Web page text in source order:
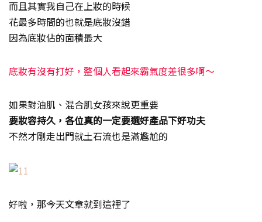
而且其實我自己在上妝的時候
花最多時間的也就是底妝沒錯
因為底妝佔的面積最大
底妝有沒有打好，整個人看起來霸氣度差很多啊～
如果對油肌、混合肌女孩來說更重要
要妝容持久，各位真的一定要選好產品下好功夫
不然才剛走出門就土石流也是滿尷尬的
好啦，那今天文章就到這裡了